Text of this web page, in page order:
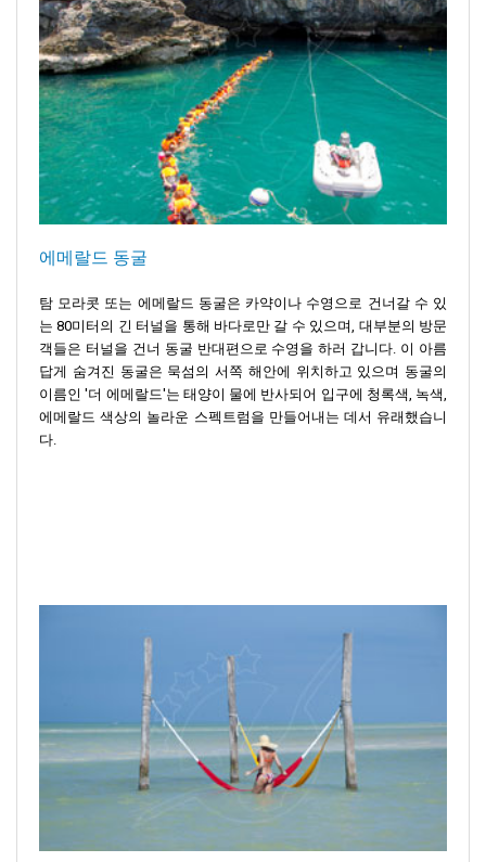
에메랄드 동굴
탐 모라콧 또는 에메랄드 동굴은 카약이나 수영으로 건너갈 수 있
는 80미터의 긴 터널을 통해 바다로만 갈 수 있으며, 대부분의 방문
객들은 터널을 건너 동굴 반대편으로 수영을 하러 갑니다. 이 아름
답게 숨겨진 동굴은 묵섬의 서쪽 해안에 위치하고 있으며 동굴의
이름인 '더 에메랄드'는 태양이 물에 반사되어 입구에 청록색, 녹색,
에메랄드 색상의 놀라운 스펙트럼을 만들어내는 데서 유래했습니
다.